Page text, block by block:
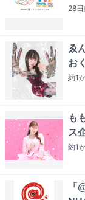
28日
ゑ
お
約1
も
ス
約1
「